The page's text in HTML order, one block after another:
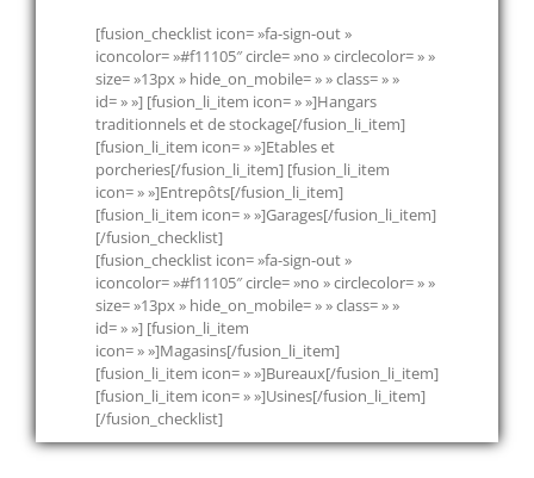
[fusion_checklist icon= »fa-sign-out »
iconcolor= »#f11105″ circle= »no » circlecolor= » »
size= »13px » hide_on_mobile= » » class= » »
id= » »] [fusion_li_item icon= » »]Hangars
traditionnels et de stockage[/fusion_li_item]
[fusion_li_item icon= » »]Etables et
porcheries[/fusion_li_item] [fusion_li_item
icon= » »]Entrepôts[/fusion_li_item]
[fusion_li_item icon= » »]Garages[/fusion_li_item]
[/fusion_checklist]
[fusion_checklist icon= »fa-sign-out »
iconcolor= »#f11105″ circle= »no » circlecolor= » »
size= »13px » hide_on_mobile= » » class= » »
id= » »] [fusion_li_item
icon= » »]Magasins[/fusion_li_item]
[fusion_li_item icon= » »]Bureaux[/fusion_li_item]
[fusion_li_item icon= » »]Usines[/fusion_li_item]
[/fusion_checklist]